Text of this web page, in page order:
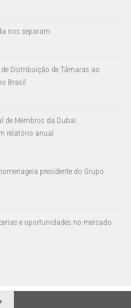
nos separam
de Distribuição de Tâmaras ao
Brasil
de Membros da Dubai
relatório anual
presidente do Grupo
e oportunidades no mercado